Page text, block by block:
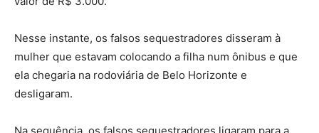
Nesse instante, os falsos sequestradores disseram à
mulher que estavam colocando a filha num ônibus e que
ela chegaria na rodoviária de Belo Horizonte e
desligaram.